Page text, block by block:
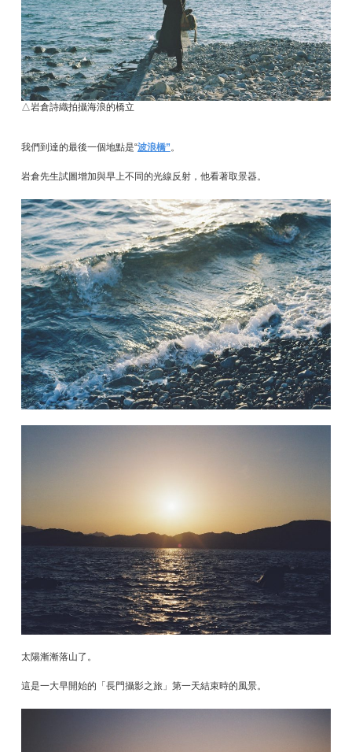
△岩倉詩織拍攝海浪的橋立
我們到達的最後一個地點是“波浪橋”。
岩倉先生試圖增加與早上不同的光線反射，他看著取景器。
太陽漸漸落山了。
這是一大早開始的「長門攝影之旅」第一天結束時的風景。